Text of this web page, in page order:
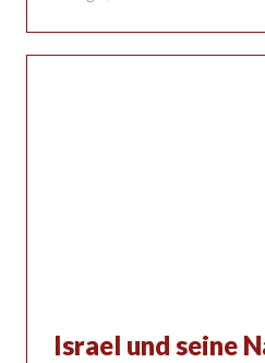
Israel und seine